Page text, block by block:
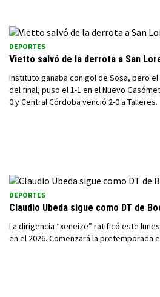
DEPORTES
Vietto salvó de la derrota a San
Instituto ganaba con gol de Sosa, pero
del final, puso el 1-1 en el Nuevo
0 y Central Córdoba venció 2-0 a Talleres.
DEPORTES
Claudio Ubeda sigue como DT de
La dirigencia “xeneize” ratificó este
en el 2026. Comenzará la pretemporada